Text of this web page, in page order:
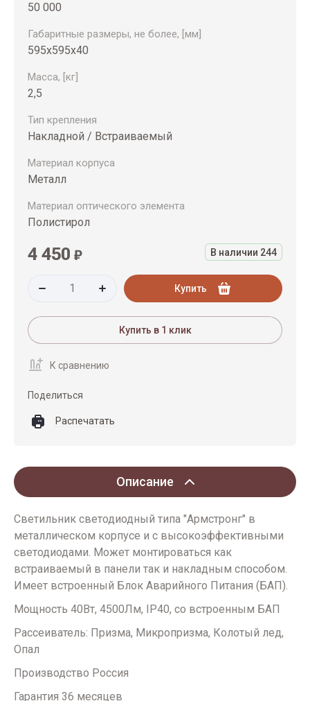
50 000
Габаритные размеры, не более, [мм]
595х595х40
Масса, [кг]
2,5
Тип крепления
Накладной / Встраиваемый
Материал корпуса
Металл
Материал оптического элемента
Полистирол
В наличии 244
4 450 ₽
Купить
Купить в 1 клик
К сравнению
Поделиться
Распечатать
Описание
Светильник светодиодный типа "Армстронг" в
металлическом корпусе и с высокоэффективными
светодиодами. Может монтироваться как
встраиваемый в панели так и накладным способом.
Имеет встроенный Блок Аварийного Питания (БАП).
Мощность 40Вт, 4500Лм, IP40, со встроенным БАП
Рассеиватель: Призма, Микропризма, Колотый лед,
Опал
Производство Россия
Гарантия 36 месяцев